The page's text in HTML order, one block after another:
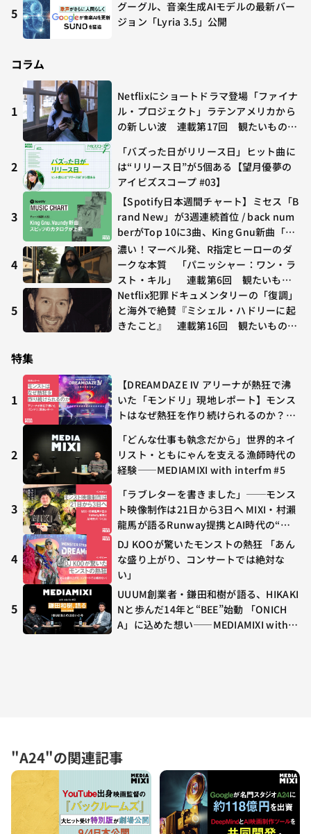
"A24"の関連記事
5
グーグル、音楽生成AIモデルの最新バー
ジョン「Lyria 3.5」公開
コラム
1
Netflixにショートドラマ登場「ファイナ
ル・プロジェクト」ラテンアメリカから
の新しい波 連載第17回 観たいものが
2
「バズった日がリリース日」ヒット曲に
は“リリース日”が5個ある【望月優夢の
アイビズスコープ #03】
3
【Spotify日本週間チャート】ミセス「B
rand New」が3週連続首位 / back num
berがTop 10に3曲、King Gnu新曲「G
O GHOST」が初登場〜集計期間：2026
年7/24〜7/30
4
濃い！マーベル発、R指定ヒーローのダ
ークな本質 「パニッシャー：ワン・ラ
スト・キル」 連載第6回 観たいもの
が多すぎる～稲垣貴俊の配信時評
5
Netflix犯罪ドキュメンタリーの「復調」
と海外で絶賛『ミシェル・ハドリーに起
きたこと』 連載第16回 観たいものが
特集
1
【DREAMDAZE Ⅳ アリーナが熱狂で沸
いた「モンドリ」現地レポート】モンス
トはなぜ熱狂を作り続けられるのか？コ
や、兎田ぺこら、壱百満天原サロメらも
集結
2
「どんな仕事も執念だから」世界的ネイ
リスト・ともにゃんを支える漁師時代の
経験——MEDIAMIXI with interfm #5
3
「ラブレターを書きました」──モンス
ト映像制作は21日から3日へ MIXI・村瀨
龍馬が語るRunway提携とAI時代の“つ
くる”
4
DJ KOOが驚いたモンストの熱狂 「あん
な盛り上がり、コンサートでは絶対な
い」
5
UUUM創業者・鎌田和樹が語る、HIKAKI
Nと歩んだ14年と“BEE”始動 「ONICH
A」に込めた想い——MEDIAMIXI with in